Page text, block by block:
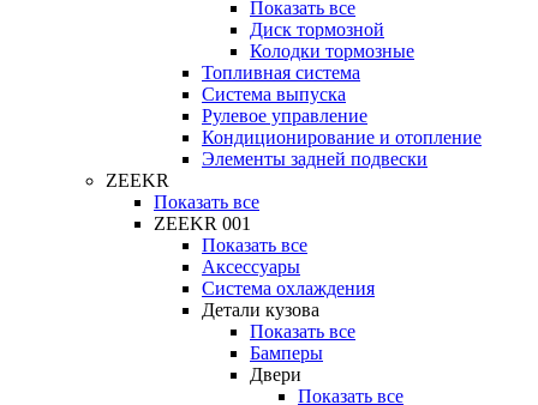
Показать все
Диск тормозной
Колодки тормозные
Топливная система
Система выпуска
Рулевое управление
Кондиционирование и отопление
Элементы задней подвески
ZEEKR
Показать все
ZEEKR 001
Показать все
Аксессуары
Система охлаждения
Детали кузова
Показать все
Бамперы
Двери
Показать все